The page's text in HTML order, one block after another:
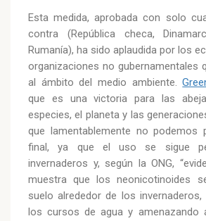
Esta medida, aprobada con solo
contra (República checa,
Rumanía), ha sido aplaudida por los
organizaciones no gubernamentales
al ámbito del medio ambiente.
que es una victoria para las
especies, el planeta y las
que lamentablemente no podemos
final, ya que el uso se sigue
invernaderos y, según la ONG,
muestra que los neonicotinoides
suelo alrededor de los invernaderos,
los cursos de agua y amenazando